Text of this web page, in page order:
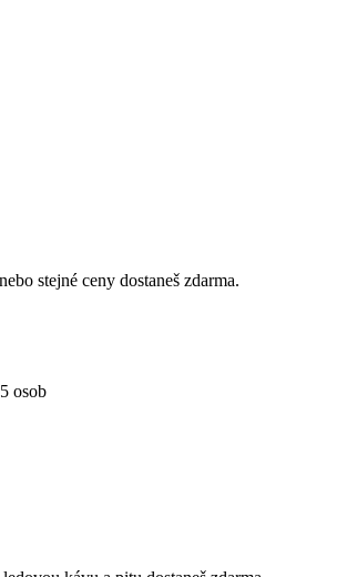
stejné ceny dostaneš zdarma.
osob